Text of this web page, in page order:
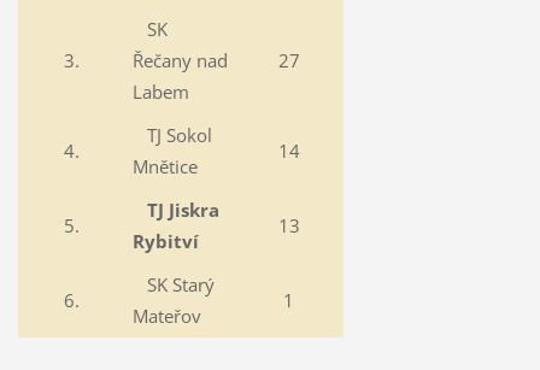
3.
SK
Řečany nad
Labem
27
4.
TJ Sokol
Mnětice
14
5.
TJ Jiskra
Rybitví
13
6.
SK Starý
Mateřov
1